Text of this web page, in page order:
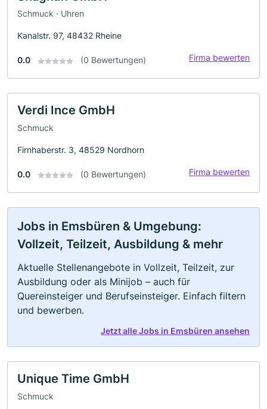
Schmuck · Uhren
Kanalstr. 97, 48432 Rheine
0.0 (0 Bewertungen) Firma bewerten
Verdi Ince GmbH
Schmuck
Firnhaberstr. 3, 48529 Nordhorn
0.0 (0 Bewertungen) Firma bewerten
Jobs in Emsbüren & Umgebung:
Vollzeit, Teilzeit, Ausbildung & mehr
Aktuelle Stellenangebote in Vollzeit, Teilzeit, zur
Ausbildung oder als Minijob – auch für
Quereinsteiger und Berufseinsteiger. Einfach filtern
und bewerben.
Jetzt alle Jobs in Emsbüren ansehen
Unique Time GmbH
Schmuck